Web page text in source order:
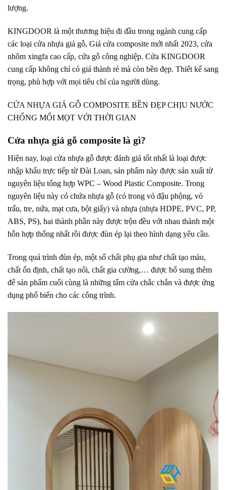
lượng.
KINGDOOR là một thương hiệu đi đầu trong ngành cung cấp
các loại cửa nhựa giả gỗ, Giá cửa composite mới nhất 2023, cửa
nhôm xingfa cao cấp, cửa gỗ công nghiệp. Cửa KINGDOOR
cung cấp không chỉ có giá thành rẻ mà còn bền đẹp. Thiết kế sang
trọng, phù hợp với mọi tiêu chí của người dùng.
CỬA NHỰA GIẢ GỖ COMPOSITE BỀN ĐẸP CHỊU NƯỚC
CHỐNG MỐI MỌT VỚI THỜI GIAN
Cửa nhựa giả gỗ composite là gì?
Hiện nay, loại cửa nhựa gỗ được đánh giá tốt nhất là loại được
nhập khẩu trực tiếp từ Đài Loan, sản phẩm này được sản xuất từ
nguyên liệu tổng hợp WPC – Wood Plastic Composite. Trong
nguyên liệu này có chứa nhựa gỗ (có trong vỏ đậu phộng, vỏ
trấu, tre, nứa, mạt cưa, bột giấy) và nhựa (nhựa HDPE, PVC, PP,
ABS, PS), hai thành phần này được trộn đều với nhau thành một
hỗn hợp thống nhất rồi được đùn ép lại theo hình dạng yêu cầu.
Trong quá trình đùn ép, một số chất phụ gia như chất tạo màu,
chất ổn định, chất tạo nổi, chất gia cường,… được bổ sung thêm
để sản phẩm cuối cùng là những tấm cửa chắc chắn và được ứng
dụng phổ biến cho các công trình.